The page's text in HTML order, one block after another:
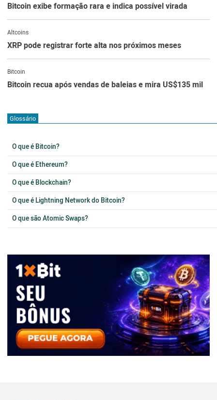
Bitcoin exibe formação rara e indica possível virada
Altcoins
XRP pode registrar forte alta nos próximos meses
Bitcoin
Bitcoin recua após vendas de baleias e mira US$135 mil
Glossário
O que é Bitcoin?
O que é Ethereum?
O que é Blockchain?
O que é Lightning Network do Bitcoin?
O que são Atomic Swaps?